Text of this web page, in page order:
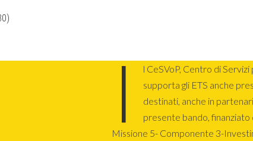
I
l CeSVoP, Centro di
supporta gli ETS anche
destinati, anche in
presente bando, finanziato
Missione 5- Componente 3-